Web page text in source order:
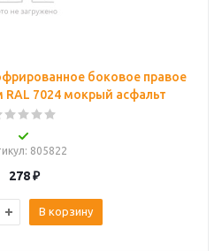
боковое правое
RAL 7024 мокрый асфальт
: 805822
278₽
В корзину